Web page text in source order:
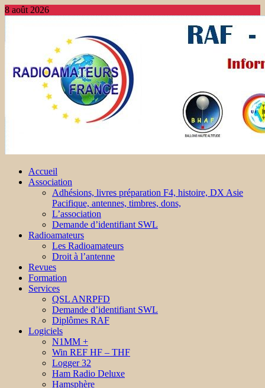
8 août 2026
Accueil
Association
Adhésions, livres préparation F4, histoire, DX Asie
Pacifique, antennes, timbres, dons,
L’association
Demande d’identifiant SWL
Radioamateurs
Les Radioamateurs
Droit à l’antenne
Revues
Formation
Services
QSL ANRPFD
Demande d’identifiant SWL
Diplômes RAF
Logiciels
N1MM +
Win REF HF – THF
Logger 32
Ham Radio Deluxe
Hamsphère